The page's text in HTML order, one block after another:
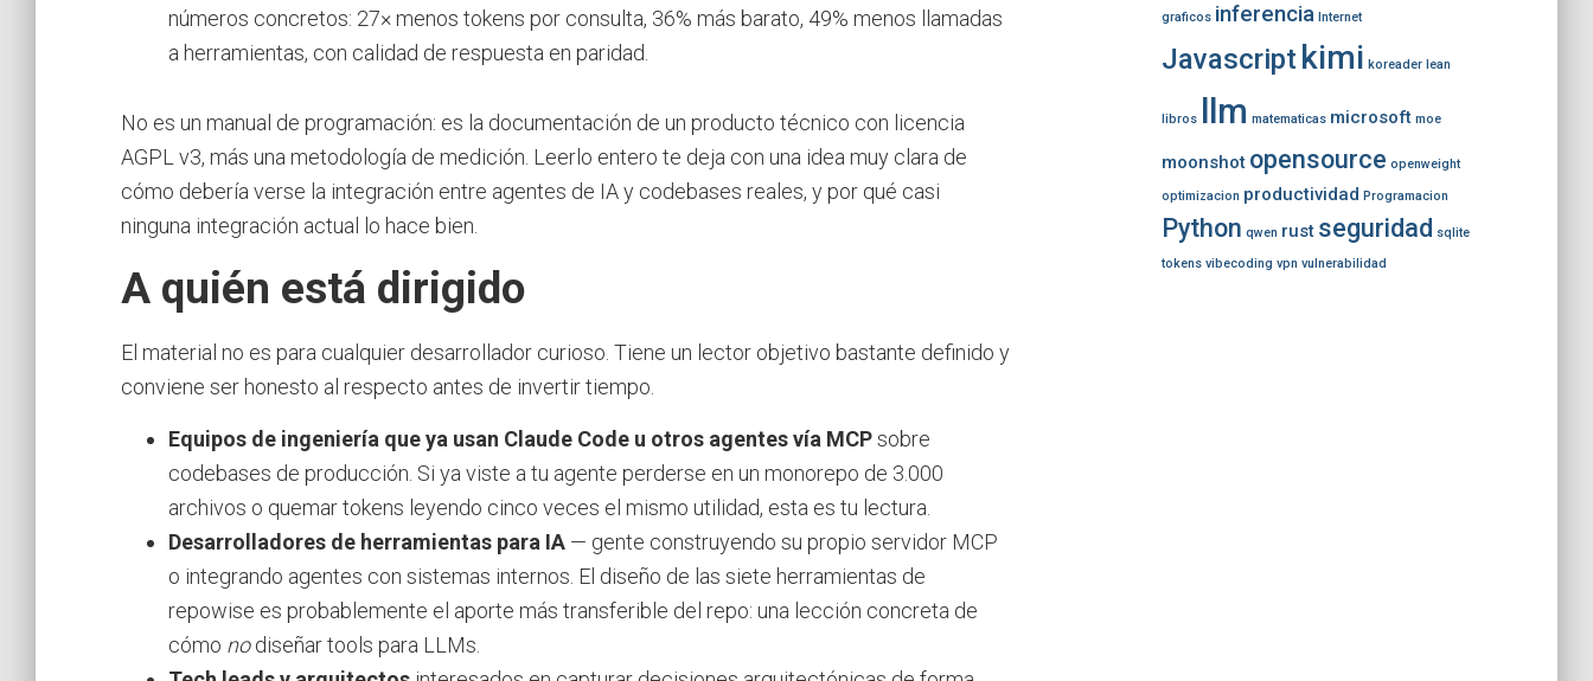
números concretos: 27× menos tokens por consulta, 36% más barato, 49% menos llamadas
a herramientas, con calidad de respuesta en paridad.
No es un manual de programación: es la documentación de un producto técnico con licencia
AGPL v3, más una metodología de medición. Leerlo entero te deja con una idea muy clara de
cómo debería verse la integración entre agentes de IA y codebases reales, y por qué casi
ninguna integración actual lo hace bien.
A quién está dirigido
El material no es para cualquier desarrollador curioso. Tiene un lector objetivo bastante definido y
conviene ser honesto al respecto antes de invertir tiempo.
Equipos de ingeniería que ya usan Claude Code u otros agentes vía MCPsobre
codebases de producción. Si ya viste a tu agente perderse en un monorepo de 3.000
archivos o quemar tokens leyendo cinco veces el mismo utilidad, esta es tu lectura.
Desarrolladores de herramientas para IA — gente construyendo su propio servidor MCP
o integrando agentes con sistemas internos. El diseño de las siete herramientas de
repowise es probablemente el aporte más transferible del repo: una lección concreta de
cómo nodiseñar tools para LLMs.
graficos inferencia Internet
Javascript kimi koreader lean
libros llm matematicas microsoft moe
moonshot opensource openweight
optimizacion productividad Programacion
Python qwen rust seguridad sqlite
tokens vibecoding vpn vulnerabilidad